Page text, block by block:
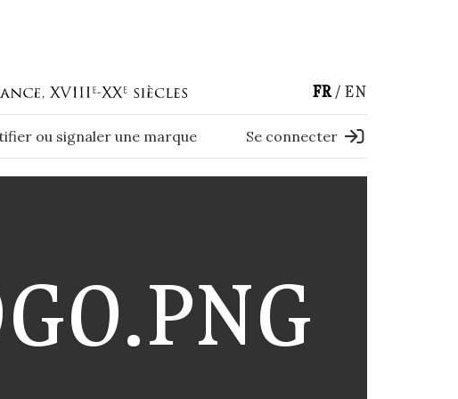
FR EN
ou signaler une marque Se connecter